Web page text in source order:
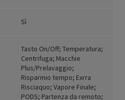
Sì
Tasto On/Off; Temperatura;
Centrifuga; Macchie
Plus/Prelavaggio;
Risparmio tempo; Exrra
Risciaquo; Vapore Finale;
PODS; Partenza da remoto;